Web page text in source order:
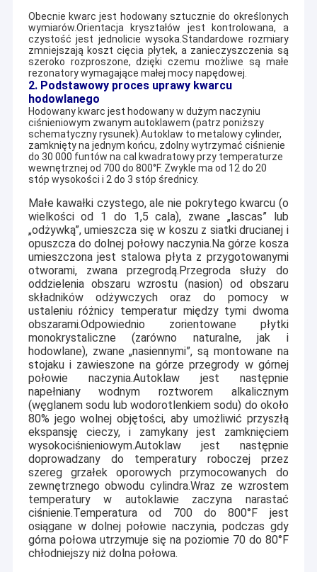
Obecnie kwarc jest hodowany sztucznie do określonych
wymiarów.Orientacja kryształów jest kontrolowana, a
czystość jest jednolicie wysoka.Standardowe rozmiary
zmniejszają koszt cięcia płytek, a zanieczyszczenia są
szeroko rozproszone, dzięki czemu możliwe są małe
rezonatory wymagające małej mocy napędowej.
2. Podstawowy proces uprawy kwarcu
hodowlanego
Hodowany kwarc jest hodowany w dużym naczyniu
ciśnieniowym zwanym autoklawem (patrz poniższy
schematyczny rysunek).Autoklaw to metalowy cylinder,
zamknięty na jednym końcu, zdolny wytrzymać ciśnienie
do 30 000 funtów na cal kwadratowy przy temperaturze
wewnętrznej od 700 do 800°F. Zwykle ma od 12 do 20
stóp wysokości i 2 do 3 stóp średnicy.
Małe kawałki czystego, ale nie pokrytego kwarcu (o
wielkości od 1 do 1,5 cala), zwane „lascas” lub
„odżywką”, umieszcza się w koszu z siatki drucianej i
opuszcza do dolnej połowy naczynia.Na górze kosza
umieszczona jest stalowa płyta z przygotowanymi
otworami, zwana przegrodą.Przegroda służy do
oddzielenia obszaru wzrostu (nasion) od obszaru
składników odżywczych oraz do pomocy w
ustaleniu różnicy temperatur między tymi dwoma
obszarami.Odpowiednio zorientowane płytki
monokrystaliczne (zarówno naturalne, jak i
hodowlane), zwane „nasiennymi”, są montowane na
stojaku i zawieszone na górze przegrody w górnej
połowie naczynia.Autoklaw jest następnie
napełniany wodnym roztworem alkalicznym
(węglanem sodu lub wodorotlenkiem sodu) do około
80% jego wolnej objętości, aby umożliwić przyszłą
ekspansję cieczy, i zamykany jest zamknięciem
wysokociśnieniowym.Autoklaw jest następnie
doprowadzany do temperatury roboczej przez
szereg grzałek oporowych przymocowanych do
zewnętrznego obwodu cylindra.Wraz ze wzrostem
temperatury w autoklawie zaczyna narastać
ciśnienie.Temperatura od 700 do 800°F jest
osiągane w dolnej połowie naczynia, podczas gdy
górna połowa utrzymuje się na poziomie 70 do 80°F
chłodniejszy niż dolna połowa.